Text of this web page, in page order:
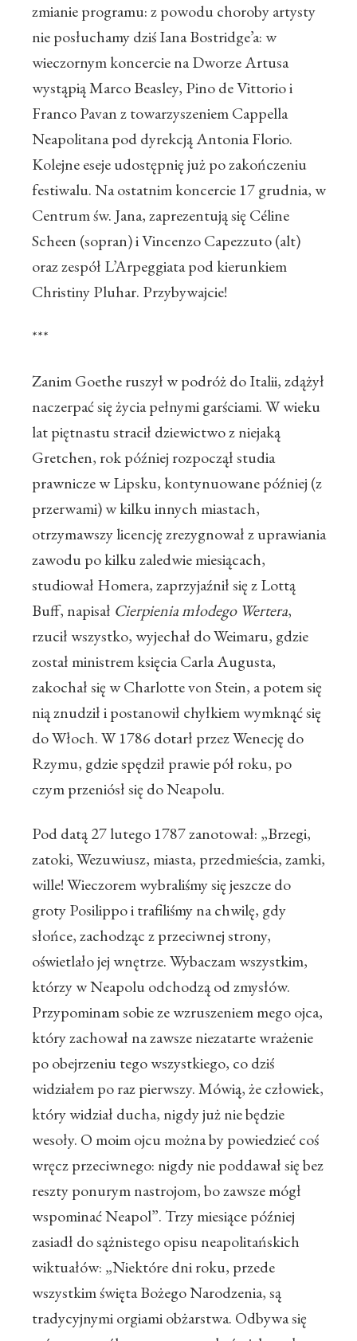
zmianie programu: z powodu choroby artysty
nie posłuchamy dziś Iana Bostridge’a: w
wieczornym koncercie na Dworze Artusa
wystąpią Marco Beasley, Pino de Vittorio i
Franco Pavan z towarzyszeniem Cappella
Neapolitana pod dyrekcją Antonia Florio.
Kolejne eseje udostępnię już po zakończeniu
festiwalu. Na ostatnim koncercie 17 grudnia, w
Centrum św. Jana, zaprezentują się Céline
Scheen (sopran) i Vincenzo Capezzuto (alt)
oraz zespół L’Arpeggiata pod kierunkiem
Christiny Pluhar. Przybywajcie!
***
Zanim Goethe ruszył w podróż do Italii, zdążył
naczerpać się życia pełnymi garściami. W wieku
lat piętnastu stracił dziewictwo z niejaką
Gretchen, rok później rozpoczął studia
prawnicze w Lipsku, kontynuowane później (z
przerwami) w kilku innych miastach,
otrzymawszy licencję zrezygnował z uprawiania
zawodu po kilku zaledwie miesiącach,
studiował Homera, zaprzyjaźnił się z Lottą
Buff, napisał Cierpienia młodego Wertera,
rzucił wszystko, wyjechał do Weimaru, gdzie
został ministrem księcia Carla Augusta,
zakochał się w Charlotte von Stein, a potem się
nią znudził i postanowił chyłkiem wymknąć się
do Włoch. W 1786 dotarł przez Wenecję do
Rzymu, gdzie spędził prawie pół roku, po
czym przeniósł się do Neapolu.
Pod datą 27 lutego 1787 zanotował: „Brzegi,
zatoki, Wezuwiusz, miasta, przedmieścia, zamki,
wille! Wieczorem wybraliśmy się jeszcze do
groty Posilippo i trafiliśmy na chwilę, gdy
słońce, zachodząc z przeciwnej strony,
oświetlało jej wnętrze. Wybaczam wszystkim,
którzy w Neapolu odchodzą od zmysłów.
Przypominam sobie ze wzruszeniem mego ojca,
który zachował na zawsze niezatarte wrażenie
po obejrzeniu tego wszystkiego, co dziś
widziałem po raz pierwszy. Mówią, że człowiek,
który widział ducha, nigdy już nie będzie
wesoły. O moim ojcu można by powiedzieć coś
wręcz przeciwnego: nigdy nie poddawał się bez
reszty ponurym nastrojom, bo zawsze mógł
wspominać Neapol”. Trzy miesiące później
zasiadł do sążnistego opisu neapolitańskich
wiktuałów: „Niektóre dni roku, przede
wszystkim święta Bożego Narodzenia, są
tradycyjnymi orgiami obżarstwa. Odbywa się